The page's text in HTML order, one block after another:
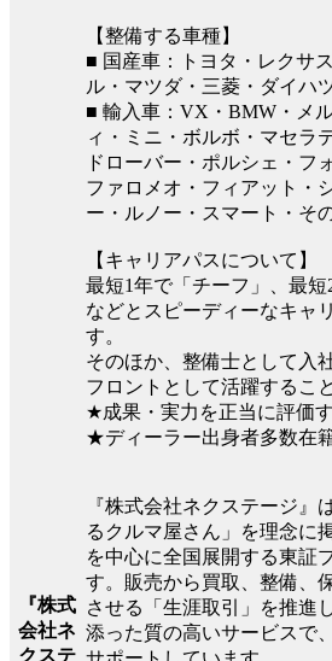
【整備する車種】
■ 国産車：トヨタ・レクサ
ル・マツダ・三菱・ダイハ
■ 輸入車：VX・BMW・メ
ィ・ミニ・ボルボ・マセラ
ドローバー・ポルシェ・フ
ファロメオ・フィアット・
ー・ルノー・スマート・そ
【キャリアパスについて】
最短1年で「チーフ」、最
などとスピーディーなキャ
す。
そのほか、整備士として入
フロントとして活躍するこ
★成果・実力を正当に評価
★ディーラー出身者多数在
『株式
会社ネ
クステ
『株式会社ネクステージ』
るクルマ屋さん」を理念に
を中心に全国展開する東証
す。販売から買取、整備、
させる「生涯取引」を推進
添った質の高いサービスで